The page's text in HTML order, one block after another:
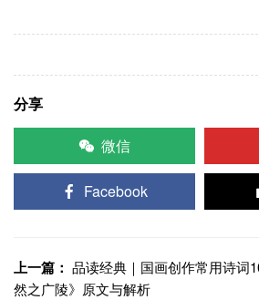
分享
微信
Facebook
上一篇： 品读经典｜国画创作常用诗词
然之广陵》原文与解析